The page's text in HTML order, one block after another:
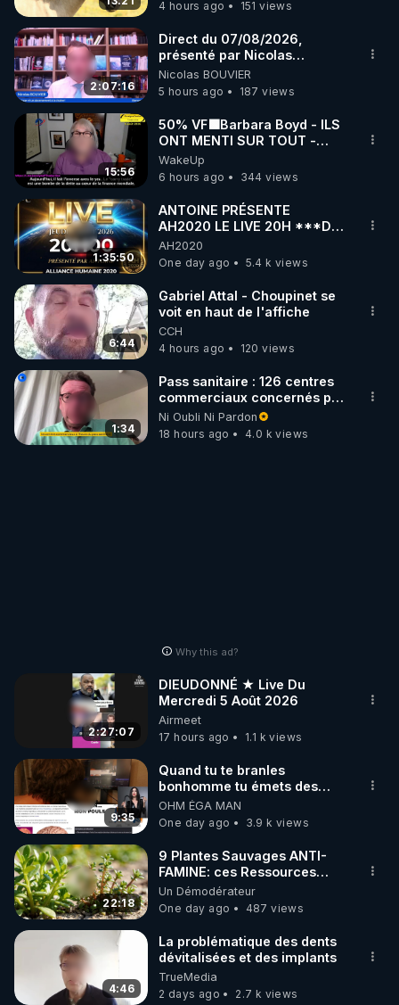
code : REGENERE10
▶ 30 jours gratuit sur l’application de méditation et
de bien-être ENVOL :
Rendez-vous sur https://www.envol.app/code
le code : REGENERE
4 hours ago
151 views
2:07:16
Direct du 07/08/2026,
présenté par Nicolas
BOUVIER
Nicolas BOUVIER
5 hours ago
187 views
15:56
50% VF🟩Barbara Boyd - ILS
ONT MENTI SUR TOUT -
Jocelyne Traduction
WakeUp
6 hours ago
344 views
1:35:50
ANTOINE PRÉSENTE
AH2020 LE LIVE 20H ***DU
06/08/2026***
AH2020
One day ago
5.4 k views
6:44
Gabriel Attal - Choupinet se
voit en haut de l'affiche
CCH
4 hours ago
120 views
1:34
Pass sanitaire : 126 centres
commerciaux concernés par
l'obligation dans toute la
France
Ni Oubli Ni Pardon
18 hours ago
4.0 k views
Why this ad?
2:27:07
DIEUDONNÉ ★ Live Du
Mercredi 5 Août 2026
Airmeet
17 hours ago
1.1 k views
9:35
Quand tu te branles
bonhomme tu émets des
ondes ils ont juste omis de
t'expliquer
OHM ÉGA MAN
One day ago
3.9 k views
22:18
9 Plantes Sauvages ANTI-
FAMINE: ces Ressources
JARDIN&des Haies
Un Démodérateur
One day ago
487 views
4:46
La problématique des dents
dévitalisées et des implants
TrueMedia
2 days ago
2.7 k views